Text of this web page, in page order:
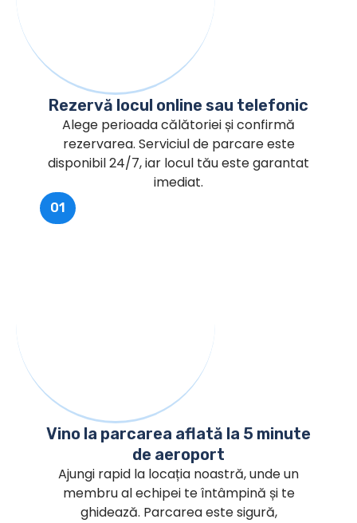
Rezervă locul online sau telefonic
Alege perioada călătoriei și confirmă
rezervarea. Serviciul de parcare este
disponibil 24/7, iar locul tău este garantat
imediat.
01
Vino la parcarea aflată la 5 minute
de aeroport
Ajungi rapid la locația noastră, unde un
membru al echipei te întâmpină și te
ghidează. Parcarea este sigură,